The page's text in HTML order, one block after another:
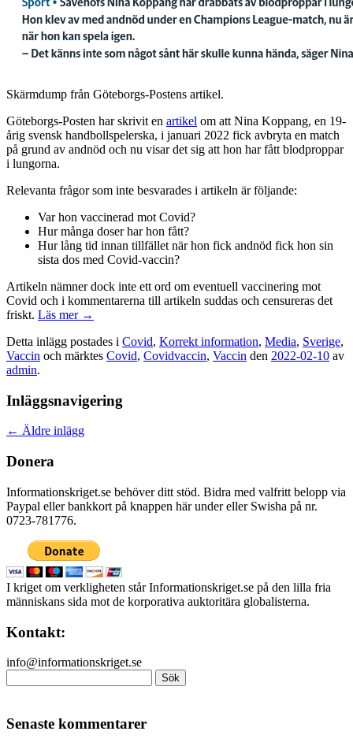
Skärmdump från Göteborgs-Postens artikel.
Göteborgs-Posten har skrivit en artikel om att Nina Koppang, en 19-
årig svensk handbollspelerska, i januari 2022 fick avbryta en match
på grund av andnöd och nu visar det sig att hon har fått blodproppar
i lungorna.
Relevanta frågor som inte besvarades i artikeln är följande:
Var hon vaccinerad mot Covid?
Hur många doser har hon fått?
Hur lång tid innan tillfället när hon fick andnöd fick hon sin
sista dos med Covid-vaccin?
Artikeln nämner dock inte ett ord om eventuell vaccinering mot
Covid och i kommentarerna till artikeln suddas och censureras det
friskt. Läs mer →
Detta inlägg postades i Covid, Korrekt information, Media, Sverige,
Vaccin och märktes Covid, Covidvaccin, Vaccin den 2022-02-10 av
admin.
Inläggsnavigering
← Äldre inlägg
Donera
Informationskriget.se behöver ditt stöd. Bidra med valfritt belopp via
Paypal eller bankkort på knappen här under eller Swisha på nr.
0723-781776.
I kriget om verkligheten står Informationskriget.se på den lilla fria
människans sida mot de korporativa auktoritära globalisterna.
Kontakt:
info@informationskriget.se
efter:
Senaste kommentarer